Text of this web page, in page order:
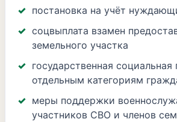
постановка на учёт
соцвыплата взамен
земельного участка
государственная
отдельным категориям
меры поддержки
участников СВО и членов